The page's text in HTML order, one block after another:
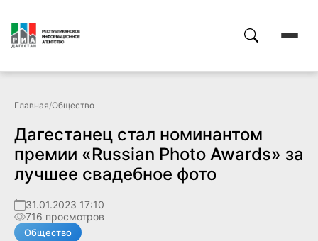
Главная/Общество
Дагестанец стал номинантом
премии «Russian Photo Awards» за
лучшее свадебное фото
31.01.2023 17:10
716 просмотров
Общество